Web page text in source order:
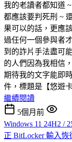
我的老讀者都知道
都應該要判死刑 ~
果可以的話，更應
過任何一個參與者
到的詐片手法盡可
的人們因為我相信
期待我的文字能即
件，標題是【悠遊
繼續閱讀
5個月前
Windows 11 24H2 /
正 BitLocker 輸入